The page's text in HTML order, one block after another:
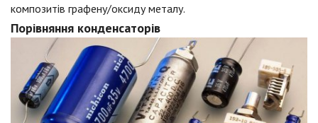
композитів графену/оксиду металу.
Порівняння конденсаторів